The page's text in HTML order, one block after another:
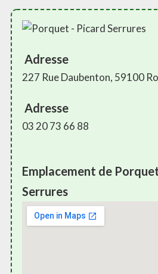
Adresse
227 Rue Daubenton, 59100
Adresse
03 20 73 66 88
Emplacement de
Serrures